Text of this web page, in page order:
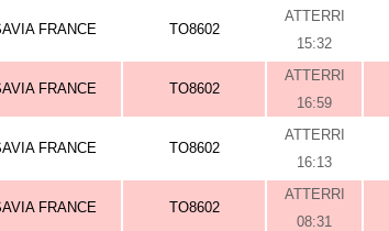
FRANCE TO8602
ATTERRI
15:32
FRANCE TO8602
ATTERRI
16:59
FRANCE TO8602
ATTERRI
16:13
FRANCE TO8602
ATTERRI
08:31